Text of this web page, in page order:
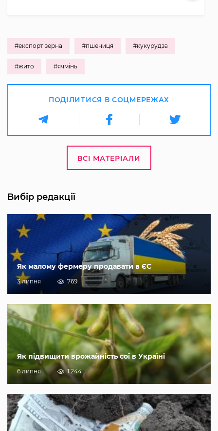
#експорт зерна #пшениця #кукурудза
#жито #ячмінь
ПОДІЛИТИСЯ В СОЦМЕРЕЖАХ
ВСІ МАТЕРІАЛИ
Вибір редакції
Як малому фермеру продавати в ЄС
3 липня 769
Як підвищити врожайність сої в Україні
6 липня 1 244